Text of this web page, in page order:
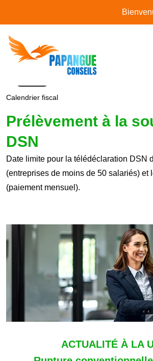
Bienvenue
L'actualité du mois
Calendrier fiscal
Prélèvement à la
DSN
Date limite pour la télédéclaration DSN
(entreprises de moins de 50 salariés) et
(paiement mensuel).
ACTUALITÉ À LA